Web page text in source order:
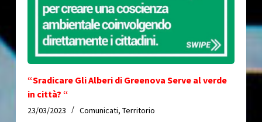
“Sradicare Gli Alberi di Greenova Serve al verde
in città? “
23/03/2023 Comunicati, Territorio